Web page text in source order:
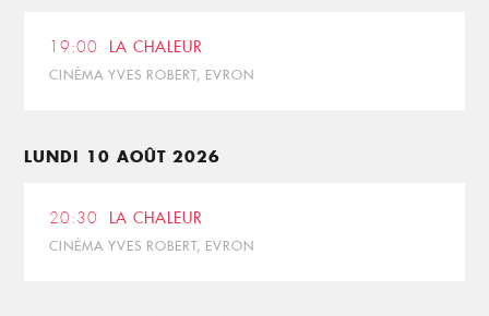
19:00 LA CHALEUR
CINÉMA YVES ROBERT, EVRON
LUNDI 10 AOÛT 2026
20:30 LA CHALEUR
CINÉMA YVES ROBERT, EVRON